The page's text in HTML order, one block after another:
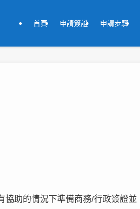
首頁 申請簽證 申請步驟
協助的情況下準備商務/行政簽證並